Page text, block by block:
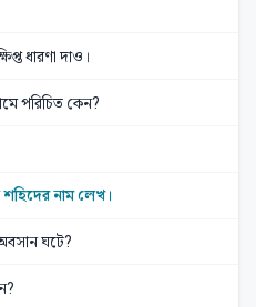
ধারণা দাও।
পরিচিত কেন?
নাম লেখ।
ঘটে?